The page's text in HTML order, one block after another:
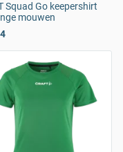
Squad Go keepershirt
mouwen